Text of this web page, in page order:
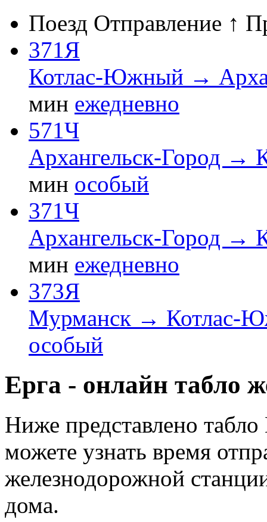
Поезд Отправление ↑
371Я
Котлас-Южный →
мин ежедневно
571Ч
Архангельск-Город →
мин особый
371Ч
Архангельск-Город →
мин ежедневно
373Я
Мурманск → Котлас-
особый
Ерга - онлайн табло
Ниже представлено
можете узнать время
железнодорожной
дома.